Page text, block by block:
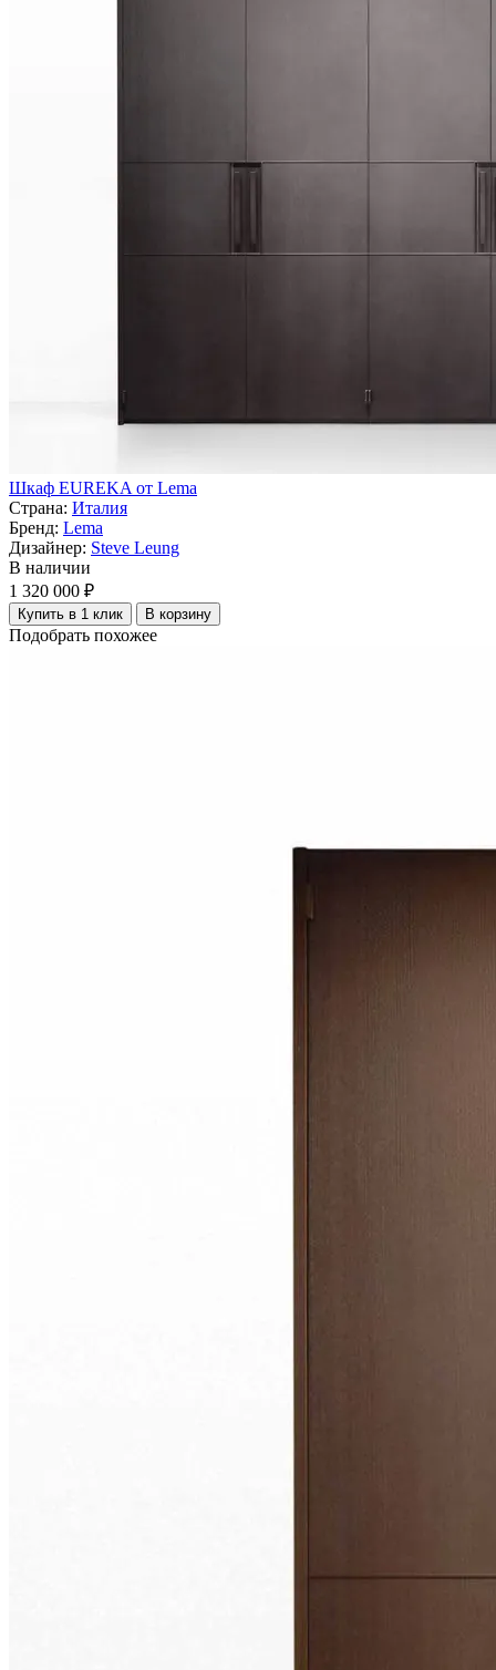
Шкаф EUREKA от Lema
Страна: Италия
Бренд: Lema
Дизайнер: Steve Leung
В наличии
1 320 000 ₽
Купить в 1 клик В корзину
Подобрать похожее